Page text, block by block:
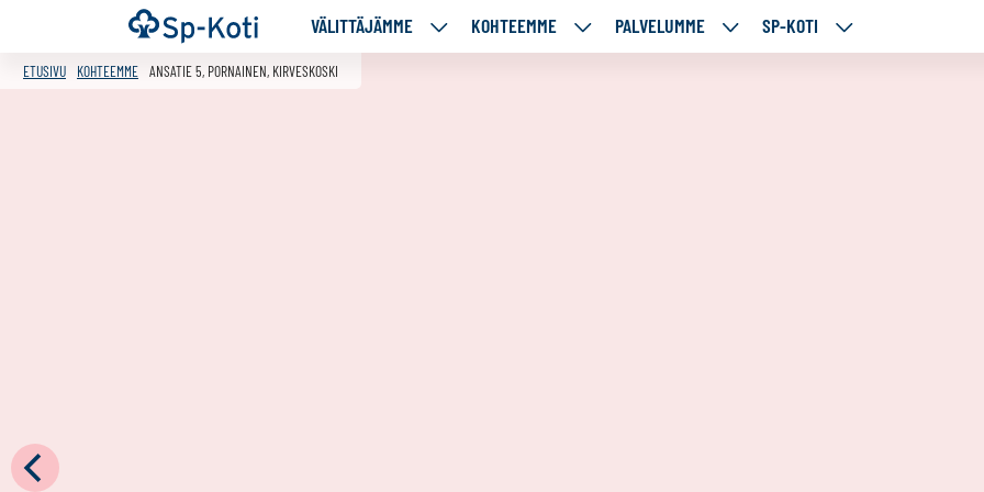
Siirry
sisältöön
Etusivu VÄLITTÄJÄMME
VÄLITTÄJÄMME
KOHTEEMME
KOHTEEMME
PALVELUMME
PALVELUMME
SP-KOTI
SP-
ETUSIVU KOHTEEMME ANSATIE 5, PORNAINEN, KIRVESKOSKI